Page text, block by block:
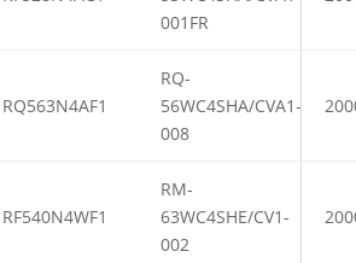
001FR
RQ563N4AF1
RQ-
56WC4SHA/CVA1-
008
RF540N4WF1
RM-
63WC4SHE/CV1-
002